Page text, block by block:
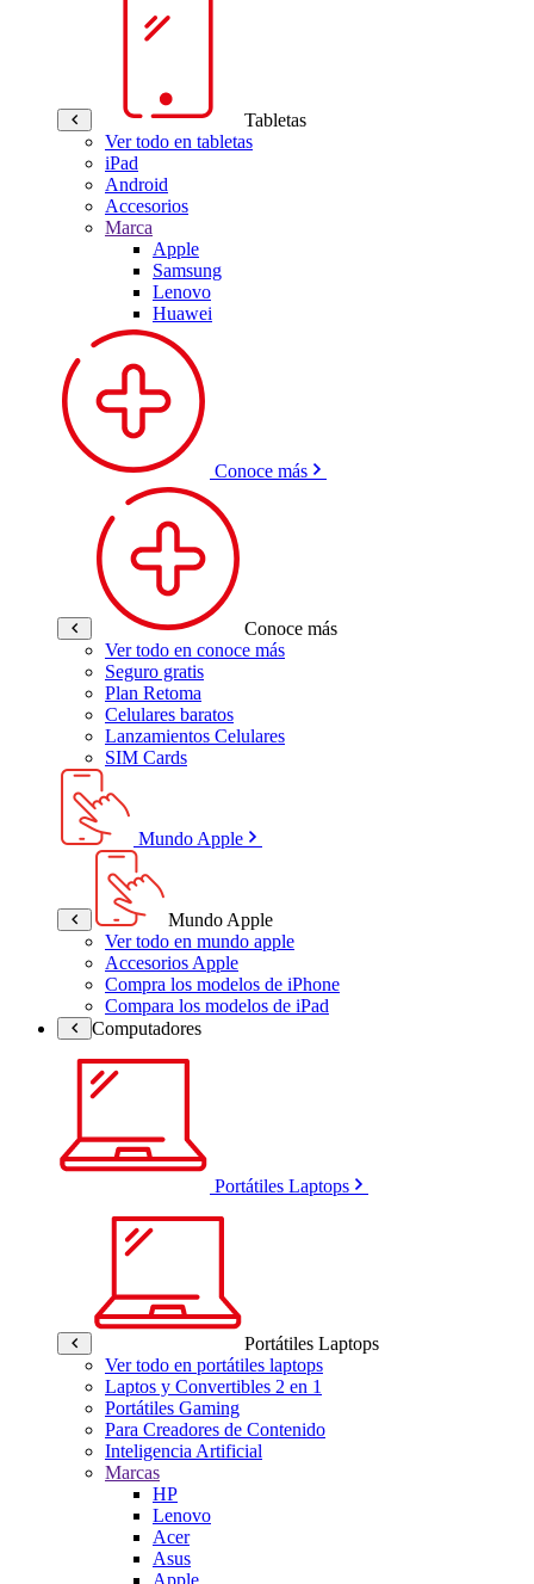
Tabletas
Ver todo en tabletas
iPad
Android
Accesorios
Marca
Apple
Samsung
Lenovo
Huawei
Conoce más
Conoce más
Ver todo en conoce más
Seguro gratis
Plan Retoma
Celulares baratos
Lanzamientos Celulares
SIM Cards
Mundo Apple
Mundo Apple
Ver todo en mundo apple
Accesorios Apple
Compra los modelos de iPhone
Compara los modelos de iPad
Computadores
Portátiles Laptops
Portátiles Laptops
Ver todo en portátiles laptops
Laptos y Convertibles 2 en 1
Portátiles Gaming
Para Creadores de Contenido
Inteligencia Artificial
Marcas
HP
Lenovo
Acer
Asus
Apple